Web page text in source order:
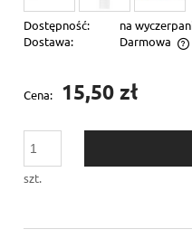
Dostępność:
na
Dostawa:
Darmowa
Cena nie zawiera
Cena: 15,50 zł
szt.